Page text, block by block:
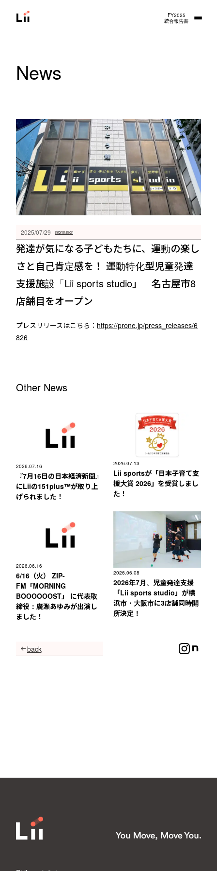
FY2025
統合報告書
News
2025/07/29 Information
発達が気になる子どもたちに、運動の楽し
さと自己肯定感を！ 運動特化型児童発達
支援施設「Lii sports studio」 名古屋市8
店舗目をオープン
プレスリリースはこちら： https://prone.jp/press_releases/6
826
Other News
2026.07.16
『7月16日の日本経済新聞』
にLiiの151plus™︎が取り上
げられました！
2026.07.13
Lii sportsが「日本子育て支
援大賞 2026」を受賞しまし
た！
2026.06.16
6/16（火） ZIP-
FM「MORNING
BOOOOOOST」 に代表取
締役：廣瀬あゆみが出演し
ました！
2026.06.08
2026年7月、児童発達支援
「Lii sports studio」が横
浜市・大阪市に3店舗同時開
所決定！
back